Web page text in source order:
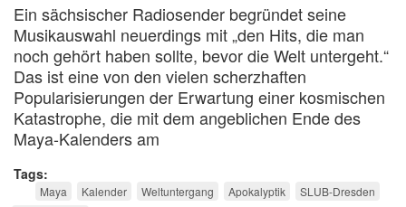
Ein sächsischer Radiosender begründet seine
Musikauswahl neuerdings mit „den Hits, die man
noch gehört haben sollte, bevor die Welt untergeht.“
Das ist eine von den vielen scherzhaften
Popularisierungen der Erwartung einer kosmischen
Katastrophe, die mit dem angeblichen Ende des
Maya-Kalenders am
Tags
Maya Kalender Weltuntergang Apokalyptik SLUB-Dresden